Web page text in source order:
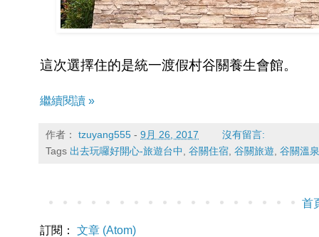
這次選擇住的是統一渡假村谷關養生會館。
繼續閱讀 »
作者： tzuyang555 - 9月 26, 2017
沒有留言:
Tags 出去玩囉好開心-旅遊台中 谷關住宿 谷關旅遊 谷關溫泉
首
訂閱： 文章 (Atom)